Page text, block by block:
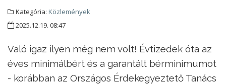
Kategória: Közlemények
2025.12.19. 08:47
Való igaz ilyen még nem volt! Évtizedek óta az
éves minimálbért és a garantált bérminimumot
- korábban az Országos Érdekegyeztető Tanács